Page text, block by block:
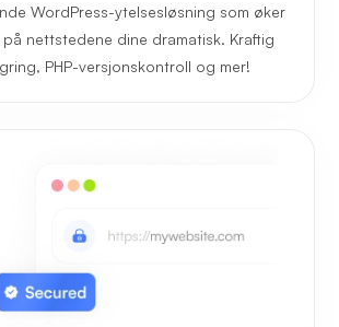
WordPress-ytelsesløsning som øker
nettstedene dine dramatisk. Kraftig
PHP-versjonskontroll og mer!